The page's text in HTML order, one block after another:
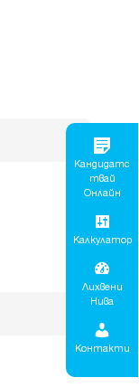
Кандидатс
Твай
Онлайн
Калкулатор
Лихвени
Нива
Контакти